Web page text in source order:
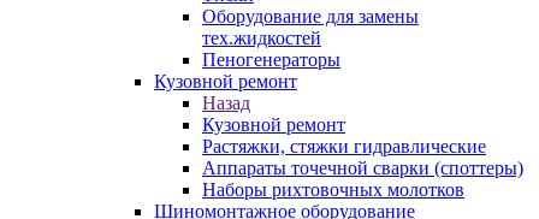
Оборудование для замены
тех.жидкостей
Пеногенераторы
Кузовной ремонт
Назад
Кузовной ремонт
Растяжки, стяжки гидравлические
Аппараты точечной сварки (споттеры)
Наборы рихтовочных молотков
Шиномонтажное оборудование